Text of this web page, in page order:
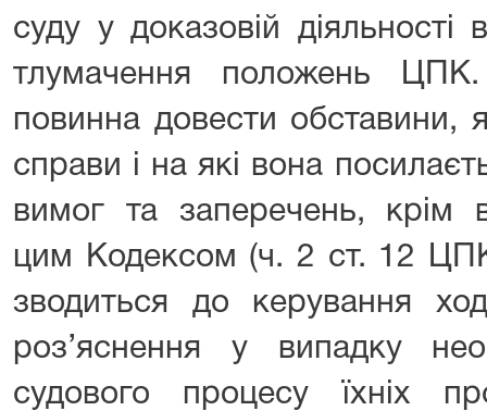
суду у доказовій діяльності
тлумачення положень
повинна довести обставини,
справи і на які вона
вимог та заперечень, крім
цим Кодексом (ч. 2 ст. 12
зводиться до керування
роз’яснення у випадку
судового процесу їхніх